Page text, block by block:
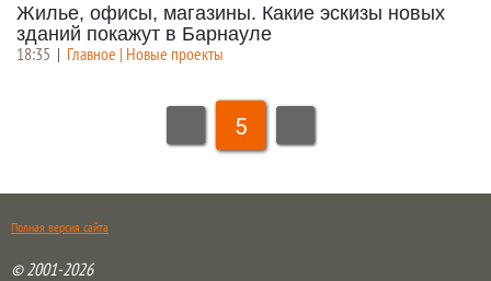
Жилье, офисы, магазины. Какие эскизы новых
зданий покажут в Барнауле
18:35 | Главное | Новые проекты
5
Полная версия сайта
© 2001-2026